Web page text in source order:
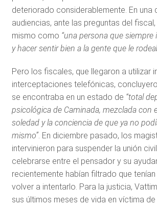
deteriorado considerablemente. En una
audiencias, ante las preguntas del
mismo como “una persona que siempre
y hacer sentir bien a la gente que le
Pero los fiscales, que llegaron a utilizar
interceptaciones telefónicas,
se encontraba en un estado de “total
psicológica de Caminada, mezclada con
soledad y la conciencia de que ya no
mismo”. En diciembre pasado, los
intervinieron para suspender la unión
celebrarse entre el pensador y su
recientemente habían filtrado que
volver a intentarlo. Para la justicia,
sus últimos meses de vida en víctima